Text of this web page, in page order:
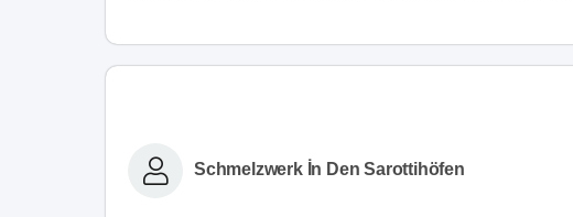
Schmelzwerk İn Den Sarottihöfen